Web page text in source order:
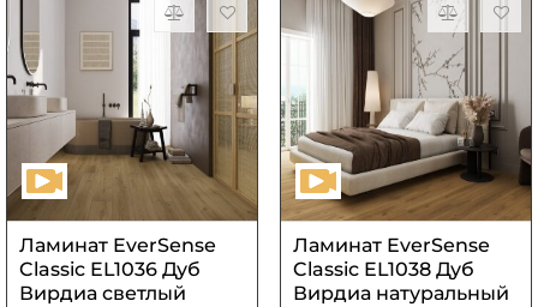
Ламинат EverSense
Classic EL1036 Дуб
Вирдиа светлый
Ламинат EverSense
Classic EL1038 Дуб
Вирдиа натуральный